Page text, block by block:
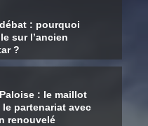
: pourquoi
sur l’ancien
?
: le maillot
partenariat avec
renouvelé